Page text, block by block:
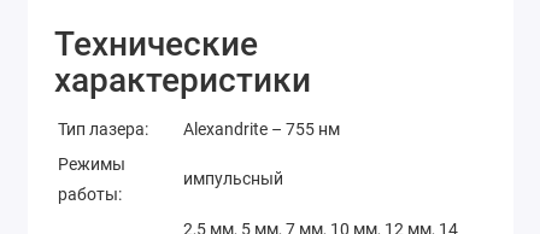
Технические
характеристики
Тип лазера:
Alexandrite – 755 нм
Режимы
работы:
импульсный
2,5 мм, 5 мм, 7 мм, 10 мм, 12 мм, 14